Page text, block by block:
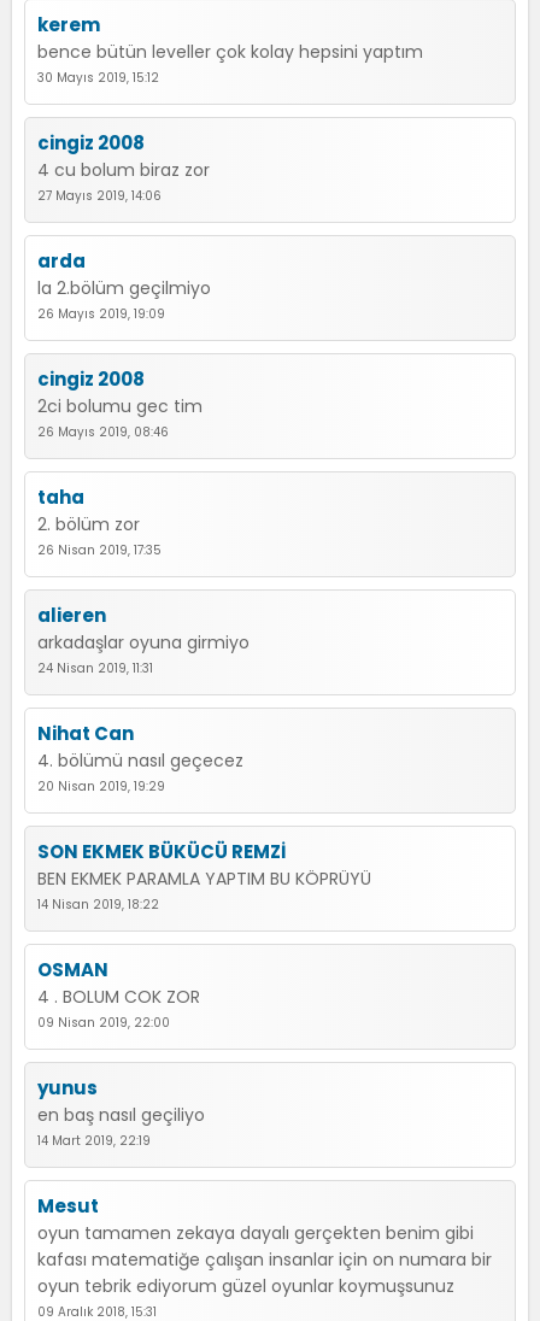
kerem
bence bütün leveller çok kolay hepsini yaptım
30 Mayıs 2019, 15:12
cingiz 2008
4 cu bolum biraz zor
27 Mayıs 2019, 14:06
arda
la 2.bölüm geçilmiyo
26 Mayıs 2019, 19:09
cingiz 2008
2ci bolumu gec tim
26 Mayıs 2019, 08:46
taha
2. bölüm zor
26 Nisan 2019, 17:35
alieren
arkadaşlar oyuna girmiyo
24 Nisan 2019, 11:31
Nihat Can
4. bölümü nasıl geçecez
20 Nisan 2019, 19:29
SON EKMEK BÜKÜCÜ REMZİ
BEN EKMEK PARAMLA YAPTIM BU KÖPRÜYÜ
14 Nisan 2019, 18:22
OSMAN
4 . BOLUM COK ZOR
09 Nisan 2019, 22:00
yunus
en baş nasıl geçiliyo
14 Mart 2019, 22:19
Mesut
oyun tamamen zekaya dayalı gerçekten benim gibi
kafası matematiğe çalışan insanlar için on numara bir
oyun tebrik ediyorum güzel oyunlar koymuşsunuz
09 Aralık 2018, 15:31